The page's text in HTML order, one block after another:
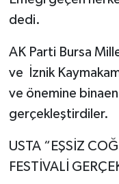
dedi.
AK Parti Bursa
ve İznik
ve önemine binaen
gerçekleştirdiler.
USTA “EŞSİZ
FESTİVALİ